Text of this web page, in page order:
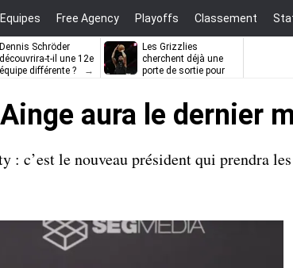
Equipes Free Agency Playoffs Classement
Dennis Schröder
découvrira-t-il une 12e
équipe différente ?
Les Grizzlies
cherchent déjà une
porte de sortie pour
aura le dernier
c’est le nouveau président qui prendra les